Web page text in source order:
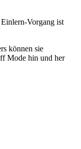
Vorgang ist
können sie
Mode hin und her